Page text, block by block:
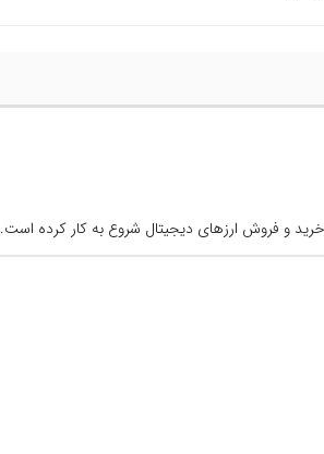
و فروش ارزهای دیجیتال شروع به کار کرده است.